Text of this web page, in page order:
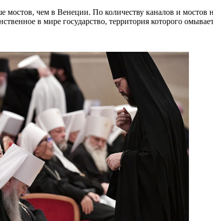
мостов, чем в Венеции. По количеству каналов и
в мире государство, территория которого